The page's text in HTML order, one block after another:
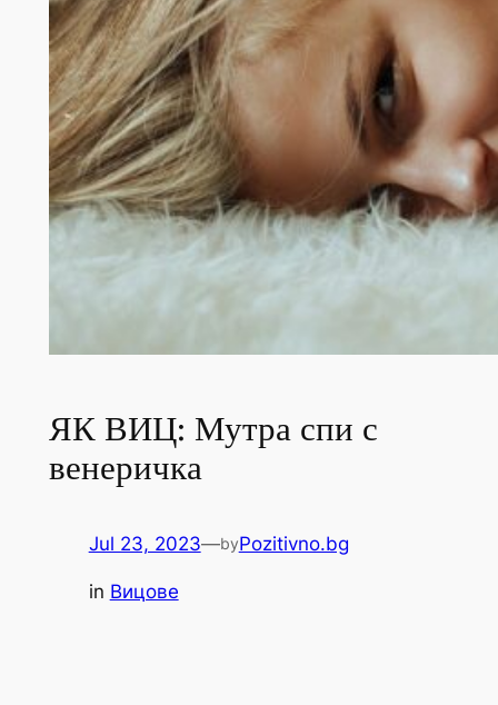
ЯК ВИЦ: Мутра спи с
венеричка
Jul 23, 2023—byPozitivno.bg
in Вицове